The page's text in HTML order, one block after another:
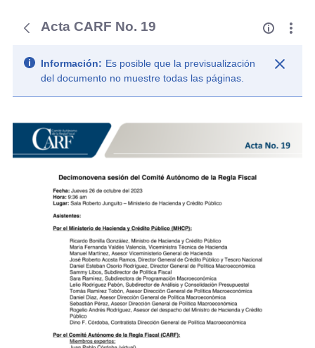
Acta CARF No. 19
Información: Es posible que la previsualización
del documento no muestre todas las páginas.